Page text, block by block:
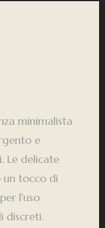
minimalista
e
Le delicate
un tocco di
l'uso
discreti.